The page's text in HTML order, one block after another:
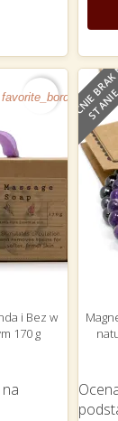
favorite_border
i Bez w
170 g
NOWY